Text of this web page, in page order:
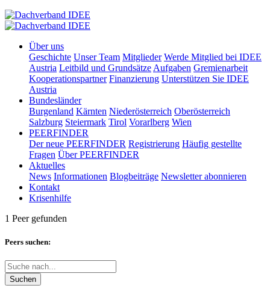
Über uns
Geschichte Unser Team Mitglieder Werde Mitglied bei IDEE
Austria Leitbild und Grundsätze Aufgaben Gremienarbeit
Kooperationspartner Finanzierung Unterstützen Sie IDEE
Austria
Bundesländer
Burgenland Kärnten Niederösterreich Oberösterreich
Salzburg Steiermark Tirol Vorarlberg Wien
PEERFINDER
Der neue PEERFINDER Registrierung Häufig gestellte
Fragen Über PEERFINDER
Aktuelles
News Informationen Blogbeiträge Newsletter abonnieren
Kontakt
Krisenhilfe
1 Peer gefunden
Peers suchen:
Suchen